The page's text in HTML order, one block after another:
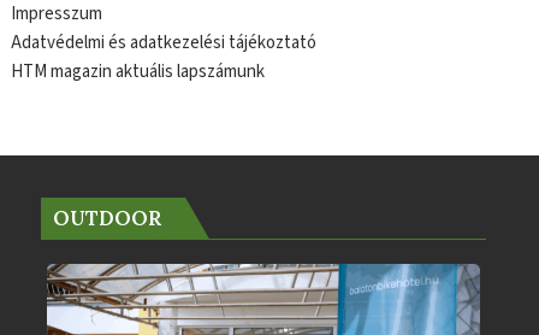
Impresszum
Adatvédelmi és adatkezelési tájékoztató
HTM magazin aktuális lapszámunk
OUTDOOR